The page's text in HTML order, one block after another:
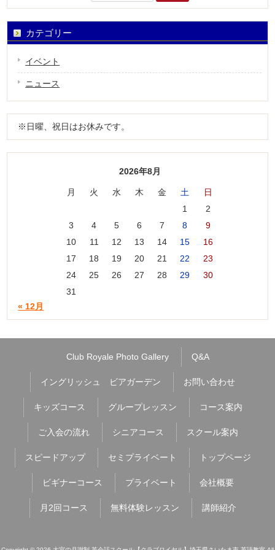
カテゴリー
イベント
ニュース
※日曜、祝日はお休みです。
2026年8月
月 火 水 木 金 土
日
1
2
3
4 5 6 7 8
9
10
11 12 13 14 15
16
17
18 19 20 21 22
23
24
25 26 27 28 29
30
31
« 12月
Club Royale Photo Gallery Q&A
イングリッシュ ビアガーデン お問い合わせ
キッズコース グループレッスン コース案内
ご入会の流れ シニアコース スクール案内
スピードアップ セミプライベート トップページ
ビギナーコース プライベート 会社概要
月2回コース 無料体験レッスン 講師紹介